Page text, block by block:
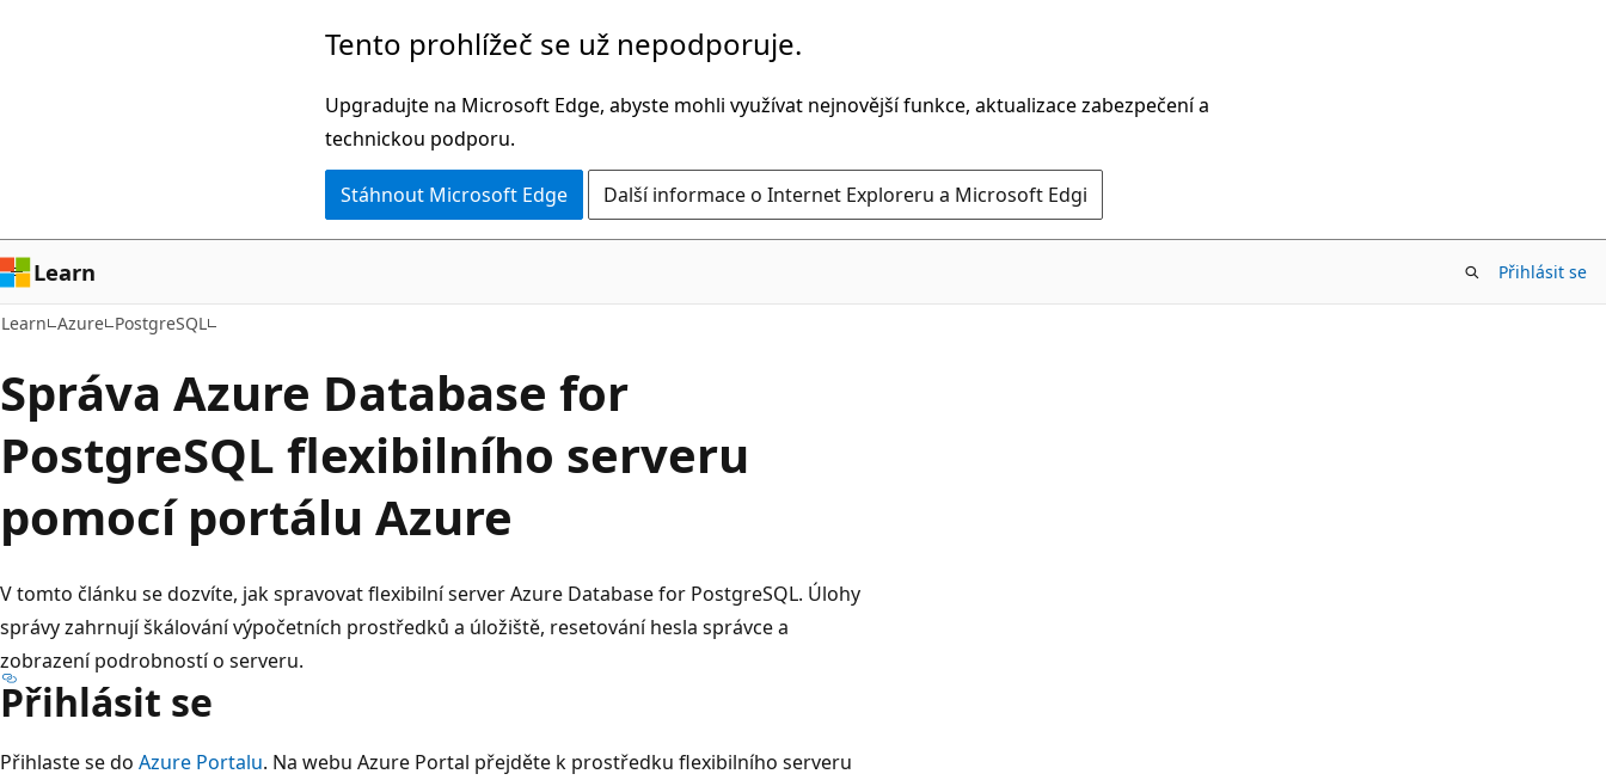
Tento prohlížeč se už nepodporuje.
Upgradujte na Microsoft Edge, abyste mohli využívat nejnovější funkce, aktualizace zabezpečení a
technickou podporu.
Stáhnout Microsoft Edge Další informace o Internet Exploreru a Microsoft Edgi
Learn Přihlásit se
Learn Azure PostgreSQL
Správa Azure Database for
PostgreSQL flexibilního serveru
pomocí portálu Azure
V tomto článku se dozvíte, jak spravovat flexibilní server Azure Database for PostgreSQL. Úlohy
správy zahrnují škálování výpočetních prostředků a úložiště, resetování hesla správce a
zobrazení podrobností o serveru.
Přihlásit se
Přihlaste se do Azure Portalu. Na webu Azure Portal přejděte k prostředku flexibilního serveru